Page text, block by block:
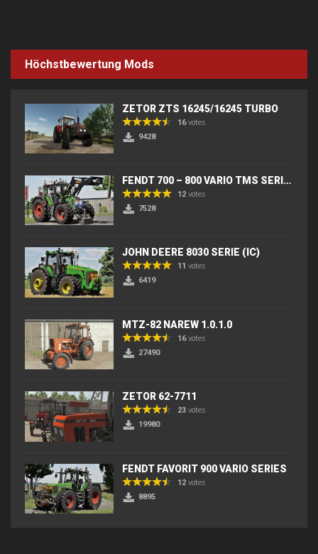
Höchstbewertung Mods
ZETOR ZTS 16245/16245 TURBO
16votes
9428
FENDT 700 – 800 VARIO TMS SERIES (IC) V2
12 votes
7528
JOHN DEERE 8030 SERIE (IC)
11 votes
6419
MTZ-82 NAREW 1.0.1.0
16votes
27490
ZETOR 62-7711
23 votes
19980
FENDT FAVORIT 900 VARIO SERIES
12 votes
8895